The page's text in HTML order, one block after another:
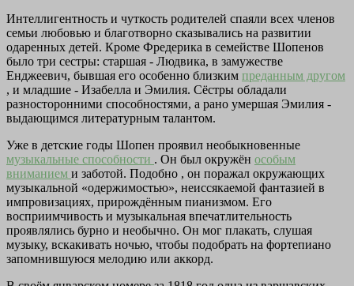
Интеллигентность и чуткость родителей спаяли всех членов
семьи любовью и благотворно сказывались на развитии
одаренных детей. Кроме Фредерика в семействе Шопенов
было три сестры: старшая - Людвика, в замужестве
Енджеевич, бывшая его особенно близким преданным другом
, и младшие - Изабелла и Эмилия. Сёстры обладали
разносторонними способностями, а рано умершая Эмилия -
выдающимся литературным талантом.
Уже в детские годы Шопен проявил необыкновенные
музыкальные способности . Он был окружён особым
вниманием и заботой. Подобно , он поражал окружающих
музыкальной «одержимостью», неиссякаемой фантазией в
импровизациях, прирождённым пианизмом. Его
восприимчивость и музыкальная впечатлительность
проявлялись бурно и необычно. Он мог плакать, слушая
музыку, вскакивать ночью, чтобы подобрать на фортепиано
запомнившуюся мелодию или аккорд.